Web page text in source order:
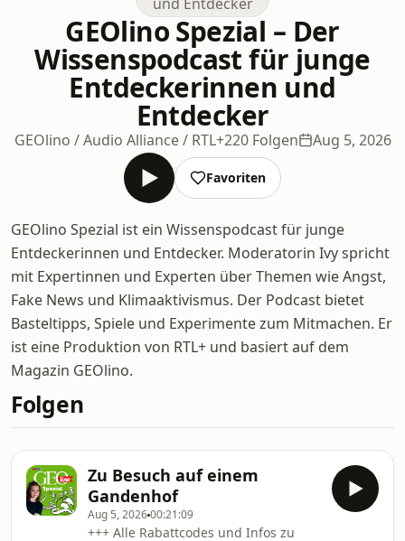
GEOlino Spezial – Der
Wissenspodcast für junge
Entdeckerinnen und
Entdecker
GEOlino / Audio Alliance / RTL+220 Folgen Aug 5, 2026
Favoriten
GEOlino Spezial ist ein Wissenspodcast für junge
Entdeckerinnen und Entdecker. Moderatorin Ivy spricht
mit Expertinnen und Experten über Themen wie Angst,
Fake News und Klimaaktivismus. Der Podcast bietet
Basteltipps, Spiele und Experimente zum Mitmachen. Er
ist eine Produktion von RTL+ und basiert auf dem
Magazin GEOlino.
Folgen
Zu Besuch auf einem
Gandenhof
Aug 5, 202600:21:09
+++ Alle Rabattcodes und Infos zu